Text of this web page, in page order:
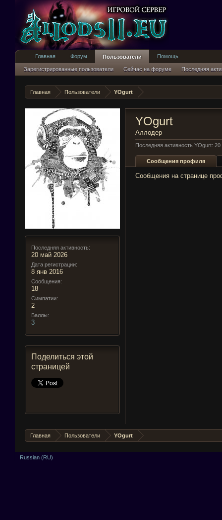
Главная Пользователи YOgurt
Последняя активность:
20 май 2026
Дата регистрации:
8 янв 2016
Сообщения:
18
Симпатии:
2
Баллы:
3
Поделиться этой
страницей
YOgurt
Аллодер
Последняя активность YOgurt: 20
Сообщения профиля
Сообщения на странице
Главная Пользователи YOgurt
Главная Форум Пользователи
Зарегистрированные пользователи Сейчас на форуме Последняя
Помощь
Russian (RU)